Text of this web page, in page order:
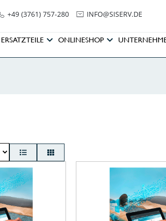
+49 (3761) 757-280 ED.VRE
SIS@OF
NI
ONLINESHOP